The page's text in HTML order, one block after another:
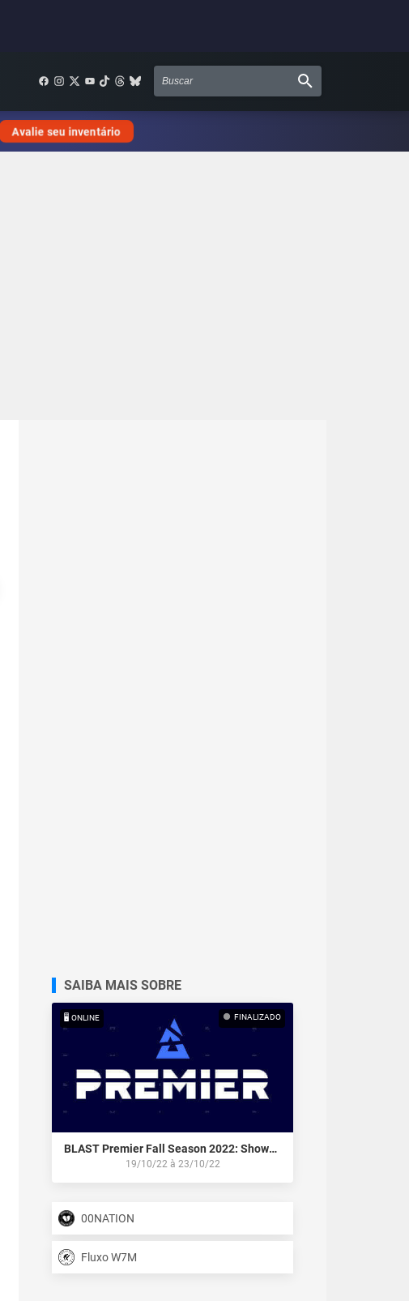
Avalie seu inventário
SAIBA MAIS SOBRE
FINALIZADO
🖥️ ONLINE
BLAST Premier Fall Season 2022: Showdown
19/10/22à 23/10/22
00NATION
Fluxo W7M